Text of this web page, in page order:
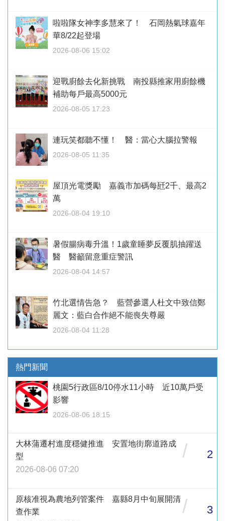
啦啦隊女神李多慧來了！ 石岡熱氣球嘉年
華8/22起登場
2026-08-06 15:02
迎戰廚餘去化新挑戰 南投縣推家用廚餘機
補助每戶最高5000元
2026-08-05 17:23
連玩笑都聽不懂！ 醫：當心大腦拉警報
2026-08-05 11:35
屋頂光電獎勵 嘉義市加碼每瓩2千、最高2
萬
2026-08-04 19:10
暑假腸病毒升溫！1歲童睡夢反覆肌抽躍送
醫 醫籲留意重症警訊
2026-08-04 14:57
竹北選情告急？ 藍營參選人杜文中致信鄭
麗文：藍白合作絕不能喪失尊嚴
2026-08-04 11:28
熱門新聞
桃園5行政區8/10停水11小時 近10萬戶受
影響
2026-08-06 18:15
大林蒲遷村進度穩健推進 安置地街廓道路成
型
2026-08-06 07:20
/ 2
原核准視為農地列管案件 嘉縣8月中旬展開清
查作業
/ 3